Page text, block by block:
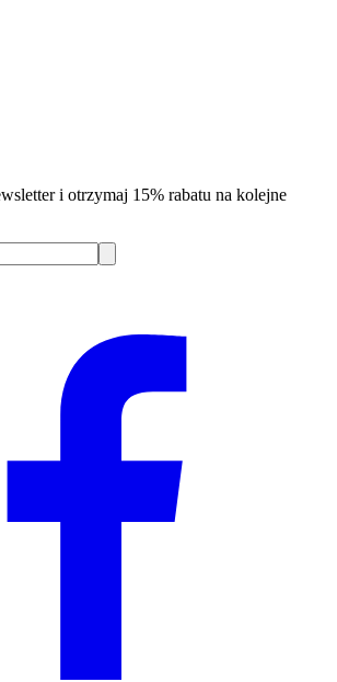
i otrzymaj 15% rabatu na kolejne